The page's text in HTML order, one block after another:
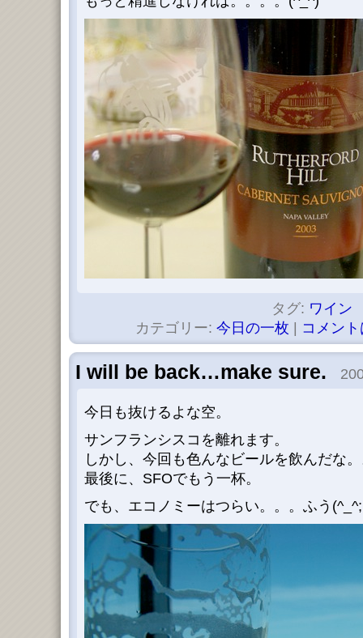
タグ: ワイン
カテゴリー: 今日の一枚 コメン
I will be back…make sure.
今日も抜けるよな空。
サンフランシスコを離れます。
しかし、今回も色んなビールを飲んだな
最後に、SFOでもう一杯。
でも、エコノミーはつらい。。。ふう